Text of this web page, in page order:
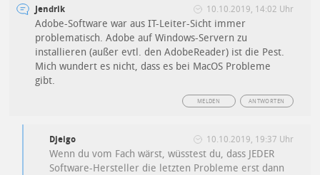
Jendrik 10.10.2019, 14:02 Uhr
Adobe-Software war aus IT-Leiter-Sicht immer
problematisch. Adobe auf Windows-Servern zu
installieren (außer evtl. den AdobeReader) ist die Pest.
Mich wundert es nicht, dass es bei MacOS Probleme
gibt.
ANTWORTEN
MELDEN
Djeigo 10.10.2019, 19:37 Uhr
Wenn du vom Fach wärst, wüsstest du, dass JEDER
Software-Hersteller die letzten Probleme erst dann